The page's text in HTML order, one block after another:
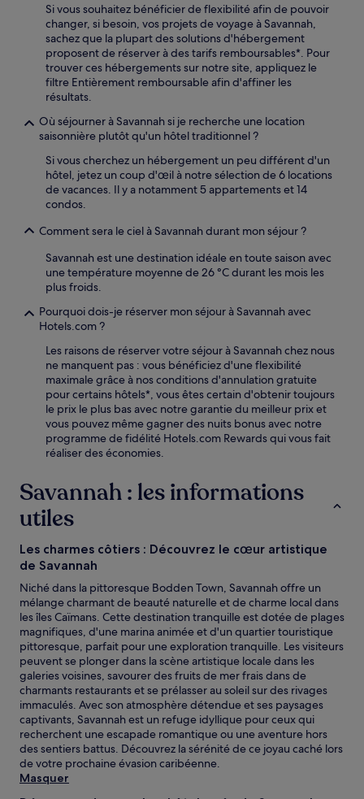
Si vous souhaitez bénéficier de flexibilité afin de pouvoir
changer, si besoin, vos projets de voyage à Savannah,
sachez que la plupart des solutions d'hébergement
proposent de réserver à des tarifs remboursables*. Pour
trouver ces hébergements sur notre site, appliquez le
filtre Entièrement remboursable afin d'affiner les
résultats.
Où séjourner à Savannah si je recherche une location
saisonnière plutôt qu'un hôtel traditionnel ?
Si vous cherchez un hébergement un peu différent d'un
hôtel, jetez un coup d'œil à notre sélection de 6 locations
de vacances. Il y a notamment 5 appartements et 14
condos.
Comment sera le ciel à Savannah durant mon séjour ?
Savannah est une destination idéale en toute saison avec
une température moyenne de 26 °C durant les mois les
plus froids.
Pourquoi dois-je réserver mon séjour à Savannah avec
Hotels.com ?
Les raisons de réserver votre séjour à Savannah chez nous
ne manquent pas : vous bénéficiez d'une flexibilité
maximale grâce à nos conditions d'annulation gratuite
pour certains hôtels*, vous êtes certain d'obtenir toujours
le prix le plus bas avec notre garantie du meilleur prix et
vous pouvez même gagner des nuits bonus avec notre
programme de fidélité Hotels.com Rewards qui vous fait
réaliser des économies.
Savannah : les informations
utiles
Les charmes côtiers : Découvrez le cœur artistique
de Savannah
Niché dans la pittoresque Bodden Town, Savannah offre un
mélange charmant de beauté naturelle et de charme local dans
les îles Caïmans. Cette destination tranquille est dotée de plages
magnifiques, d'une marina animée et d'un quartier touristique
pittoresque, parfait pour une exploration tranquille. Les visiteurs
peuvent se plonger dans la scène artistique locale dans les
galeries voisines, savourer des fruits de mer frais dans de
charmants restaurants et se prélasser au soleil sur des rivages
immaculés. Avec son atmosphère détendue et ses paysages
captivants, Savannah est un refuge idyllique pour ceux qui
recherchent une escapade romantique ou une aventure hors
des sentiers battus. Découvrez la sérénité de ce joyau caché lors
de votre prochaine évasion caribéenne.
Masquer